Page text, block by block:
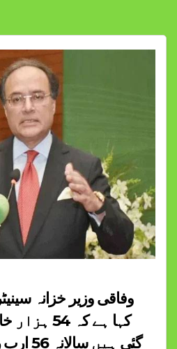
وفاقی وزیر خزانہ
کہا ہے کہ
گئی ہیں سالانہ 56 ارب روپے کی بچت ہوگی